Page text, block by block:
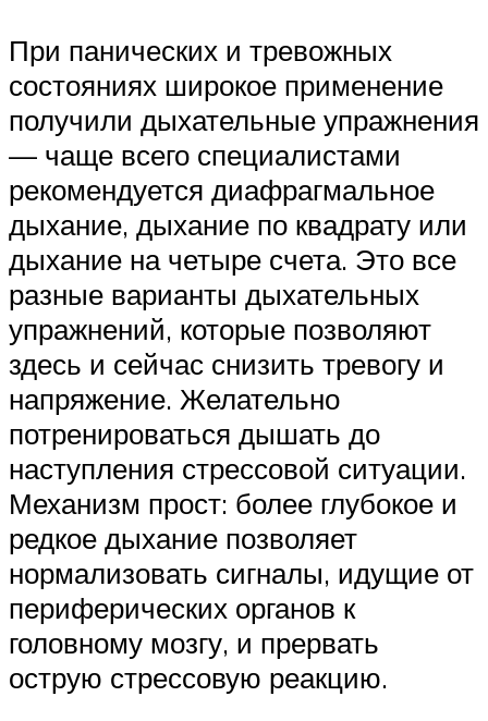
При панических и тревожных
состояниях широкое применение
получили дыхательные упражнения
— чаще всего специалистами
рекомендуется диафрагмальное
дыхание, дыхание по квадрату или
дыхание на четыре счета. Это все
разные варианты дыхательных
упражнений, которые позволяют
здесь и сейчас снизить тревогу и
напряжение. Желательно
потренироваться дышать до
наступления стрессовой ситуации.
Механизм прост: более глубокое и
редкое дыхание позволяет
нормализовать сигналы, идущие от
периферических органов к
головному мозгу, и прервать
острую стрессовую реакцию.